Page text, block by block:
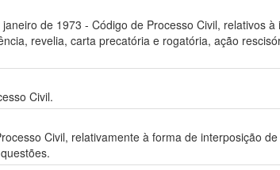
de 1973 - Código de Processo Civil, relativos à
revelia, carta precatória e rogatória, ação
Civil.
Civil, relativamente à forma de interposição